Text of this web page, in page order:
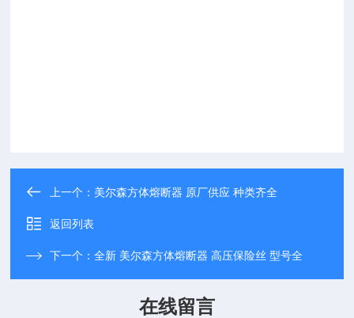
上一个： 美尔森方体熔断器 原厂供应 种类齐全
返回列表
下一个：全新 美尔森方体熔断器 高压保险丝 型号全
在线留言